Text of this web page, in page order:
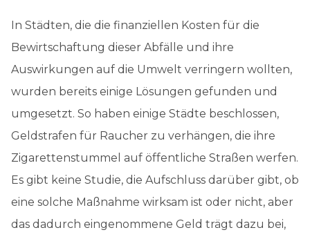
In Städten, die die finanziellen Kosten für die
Bewirtschaftung dieser Abfälle und ihre
Auswirkungen auf die Umwelt verringern wollten,
wurden bereits einige Lösungen gefunden und
umgesetzt. So haben einige Städte beschlossen,
Geldstrafen für Raucher zu verhängen, die ihre
Zigarettenstummel auf öffentliche Straßen werfen.
Es gibt keine Studie, die Aufschluss darüber gibt, ob
eine solche Maßnahme wirksam ist oder nicht, aber
das dadurch eingenommene Geld trägt dazu bei,